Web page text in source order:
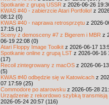
Spotkanie z grupą USSR z 2026-06-26
KWAS #40 - zabierzcie Atari Portfolio! z
08:12 (0)
KWAS #40 - naprawa retrosprzętu z 2026-
17:15 (1)
Sceny z demosceny #7 z Bigerem i MBR z
06-19 22:08 (0)
Atari Floppy Image Toolkit z 2026-06-17
Spotkanie online z grupą LST z 2026-06-16
(17)
Recoil zintegrowany z macOS z 2026-06-
(5)
KWAS #40 odbędzie się w Katowicach z
07 17:59 (25)
Commodore po atarowsku z 2026-05-28
Urządzenie z rekordowo szybką transmisją
2026-05-24 20:57 (116)